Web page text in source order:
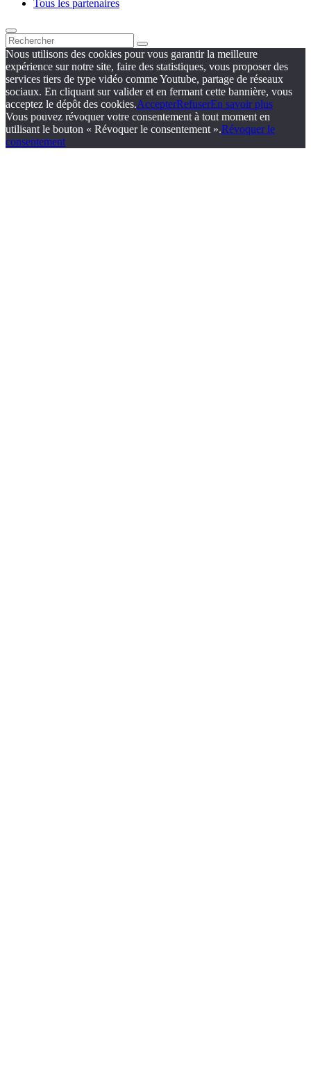
Tous les partenaires
Nous utilisons des cookies pour vous garantir la meilleure
expérience sur notre site, faire des statistiques, vous proposer des
services tiers de type vidéo comme Youtube, partage de réseaux
sociaux. En cliquant sur valider et en fermant cette bannière, vous
acceptez le dépôt des cookies.AccepterRefuserEn savoir plus
Vous pouvez révoquer votre consentement à tout moment en
utilisant le bouton « Révoquer le consentement ».Révoquer le
consentement